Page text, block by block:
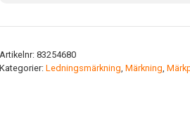
gul/vit
Artikelnr: 83254680
Kategorier: Ledningsmärkning, Märkning,